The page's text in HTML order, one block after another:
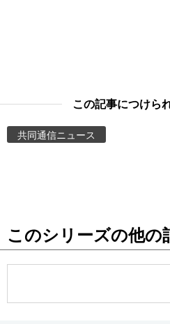
お知らせ
この記事につけら
共同通信ニュース
このシリーズの他の